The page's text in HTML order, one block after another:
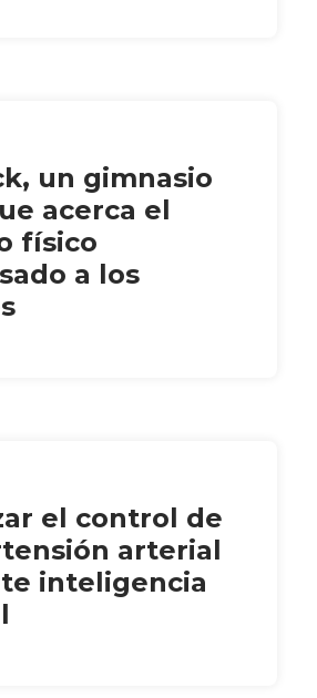
un gimnasio
acerca el
físico
a los
el control de
arterial
inteligencia